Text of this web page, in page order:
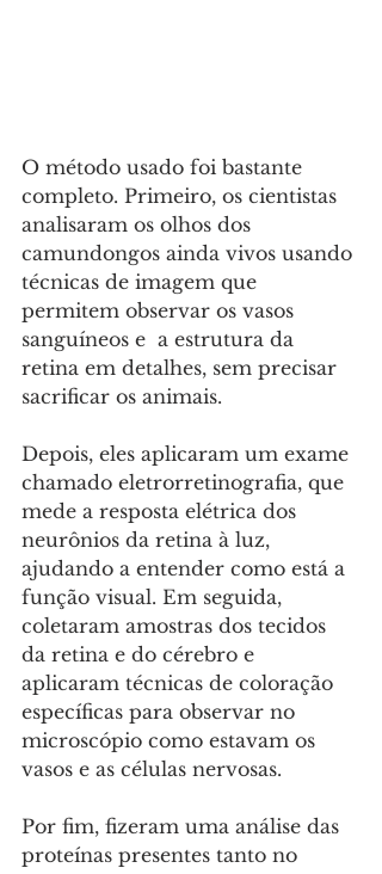
O método usado foi bastante
completo. Primeiro, os cientistas
analisaram os olhos dos
camundongos ainda vivos usando
técnicas de imagem que
permitem observar os vasos
sanguíneos e  a estrutura da
retina em detalhes, sem precisar
sacrificar os animais.
Depois, eles aplicaram um exame
chamado eletrorretinografia, que
mede a resposta elétrica dos
neurônios da retina à luz,
ajudando a entender como está a
função visual. Em seguida,
coletaram amostras dos tecidos
da retina e do cérebro e
aplicaram técnicas de coloração
específicas para observar no
microscópio como estavam os
vasos e as células nervosas.
Por fim, fizeram uma análise das
proteínas presentes tanto no